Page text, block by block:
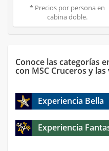
* Precios por persona en
cabina doble.
Conoce las categorías
con MSC Cruceros y
Experiencia Bella
Experiencia